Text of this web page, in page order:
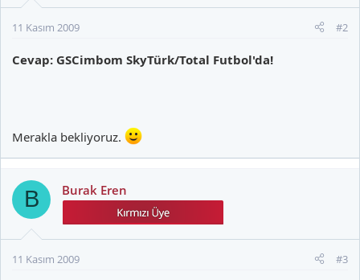
11 Kasım 2009 #2
Cevap: GSCimbom SkyTürk/Total Futbol'da!
Merakla bekliyoruz.
B Burak Eren
11 Kasım 2009 #3